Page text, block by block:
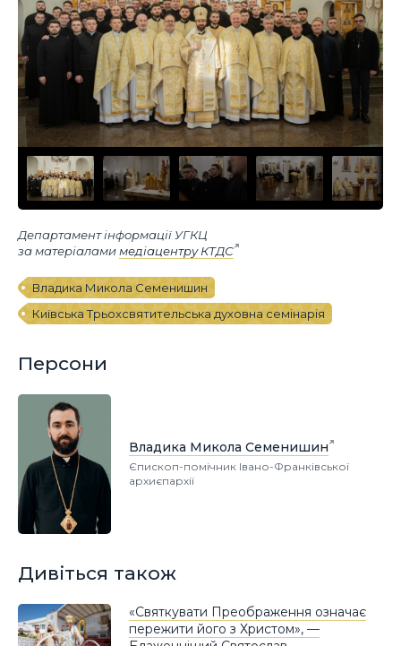
Департамент інформації УГКЦ
за матеріалами медіацентру КТДС
Владика Микола Семенишин
Київська Трьохсвятительська духовна семінарія
Персони
Владика Микола Семенишин
Єпископ-помічник Івано-Франківської
архиєпархії
Дивіться також
«Святкувати Преображення означає
пережити його з Христом», —